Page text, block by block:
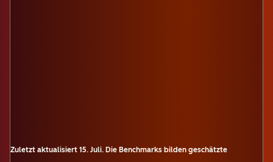
Zuletzt aktualisiert 15. Juli. Die Benchmarks bilden geschätzte